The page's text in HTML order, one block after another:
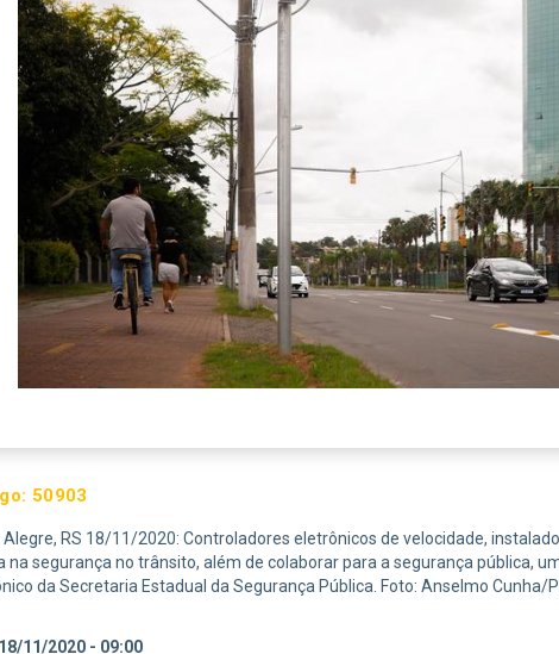
50903
Alegre, RS 18/11/2020: Controladores eletrônicos de velocidade,
na segurança no trânsito, além de colaborar para a segurança pública,
da Secretaria Estadual da Segurança Pública. Foto: Anselmo Cunha/
18/11/2020 - 09:00